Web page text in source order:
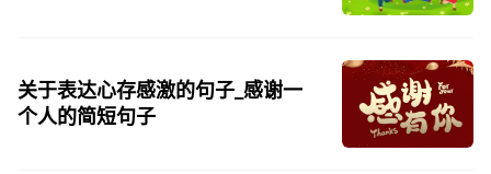
关于表达心存感激的句子_感谢一
个人的简短句子